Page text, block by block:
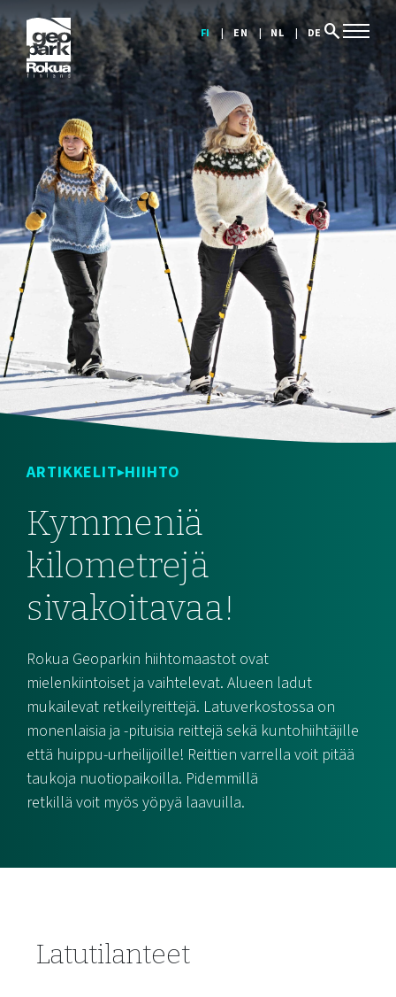
FI EN NL DE search
ARTIKKELIT HIIHTO
Kymmeniä
kilometrejä
sivakoitavaa!
Rokua Geoparkin hiihtomaastot ovat
mielenkiintoiset ja vaihtelevat. Alueen ladut
mukailevat retkeilyreittejä. Latuverkostossa on
monenlaisia ja -pituisia reittejä sekä kuntohiihtäjille
että huippu-urheilijoille! Reittien varrella voit pitää
taukoja nuotiopaikoilla. Pidemmillä
retkillä voit myös yöpyä laavuilla.
Latutilanteet